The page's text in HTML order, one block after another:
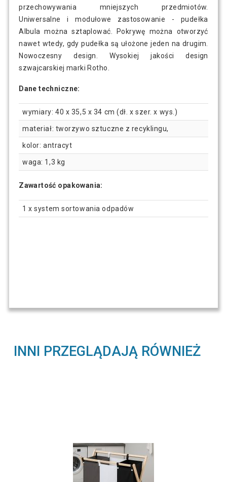
przechowywania mniejszych przedmiotów.
Uniwersalne i modułowe zastosowanie - pudełka
Albula można sztaplować. Pokrywę można otworzyć
nawet wtedy, gdy pudełka są ułożone jeden na drugim.
Nowoczesny design. Wysokiej jakości design
szwajcarskiej marki Rotho.
Dane techniczne:
wymiary: 40 x 35,5 x 34 cm (dł. x szer. x wys.)
materiał: tworzywo sztuczne z recyklingu,
kolor: antracyt
waga: 1,3 kg
Zawartość opakowania:
1 x system sortowania odpadów
INNI PRZEGLĄDAJĄ RÓWNIEŻ